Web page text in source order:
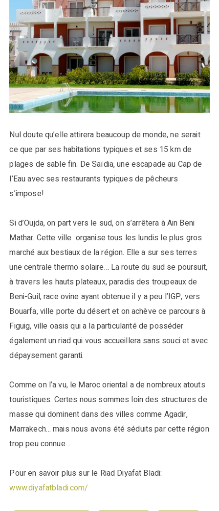
Nul doute qu’elle attirera beaucoup de monde, ne serait
ce que par ses habitations typiques et ses 15 km de
plages de sable fin. De Saïdia, une escapade au Cap de
l’Eau avec ses restaurants typiques de pêcheurs
s’impose!
Si d’Oujda, on part vers le sud, on s’arrêtera à Ain Beni
Mathar. Cette ville organise tous les lundis le plus gros
marché aux bestiaux de la région. Elle a sur ses terres
une centrale thermo solaire… La route du sud se poursuit,
à travers les hauts plateaux, paradis des troupeaux de
Beni-Guil, race ovine ayant obtenue il y a peu l’IGP, vers
Bouarfa, ville porte du désert et on achève ce parcours à
Figuig, ville oasis qui a la particularité de posséder
également un riad qui vous accueillera sans souci et avec
dépaysement garanti.
Comme on l’a vu, le Maroc oriental a de nombreux atouts
touristiques. Certes nous sommes loin des structures de
masse qui dominent dans des villes comme Agadir,
Marrakech… mais nous avons été séduits par cette région
trop peu connue…
Pour en savoir plus sur le Riad Diyafat Bladi:
www.diyafatbladi.com/